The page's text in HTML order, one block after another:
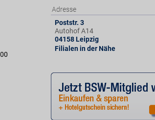
Adresse
Poststr. 3
Autohof A14
04158 Leipzig
Filialen in der Nähe